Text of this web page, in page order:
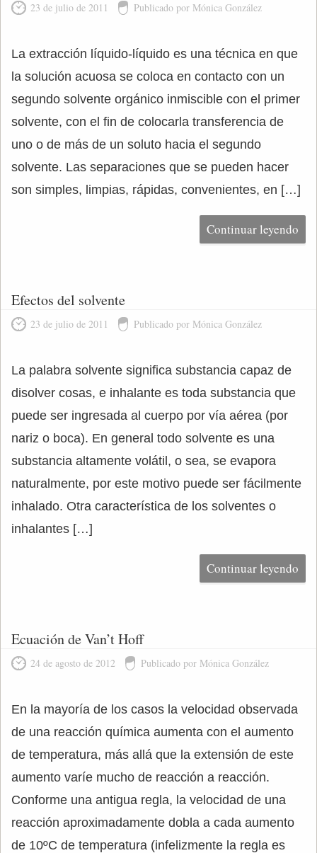
23 de julio de 2011 Publicado por Mónica González
La extracción líquido-líquido es una técnica en que
la solución acuosa se coloca en contacto con un
segundo solvente orgánico inmiscible con el primer
solvente, con el fin de colocarla transferencia de
uno o de más de un soluto hacia el segundo
solvente. Las separaciones que se pueden hacer
son simples, limpias, rápidas, convenientes, en […]
Continuar leyendo
Efectos del solvente
23 de julio de 2011 Publicado por Mónica González
La palabra solvente significa substancia capaz de
disolver cosas, e inhalante es toda substancia que
puede ser ingresada al cuerpo por vía aérea (por
nariz o boca). En general todo solvente es una
substancia altamente volátil, o sea, se evapora
naturalmente, por este motivo puede ser fácilmente
inhalado. Otra característica de los solventes o
inhalantes […]
Continuar leyendo
Ecuación de Van’t Hoff
24 de agosto de 2012 Publicado por Mónica González
En la mayoría de los casos la velocidad observada
de una reacción química aumenta con el aumento
de temperatura, más allá que la extensión de este
aumento varíe mucho de reacción a reacción.
Conforme una antigua regla, la velocidad de una
reacción aproximadamente dobla a cada aumento
de 10ºC de temperatura (infelizmente la regla es